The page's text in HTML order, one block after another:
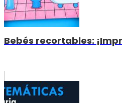
Bebés recortables: